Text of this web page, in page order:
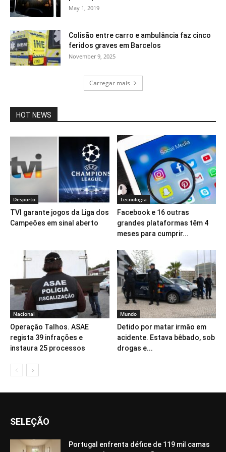
May 1, 2019
Colisão entre carro e ambulância faz cinco
feridos graves em Barcelos
November 9, 2025
Carregar mais
HOT NEWS
Desporto
TVI garante jogos da Liga dos
Campeões em sinal aberto
Tecnologia
Facebook e 16 outras
grandes plataformas têm 4
meses para cumprir...
Nacional
Operação Talhos. ASAE
regista 39 infrações e
instaura 25 processos
Mundo
Detido por matar irmão em
acidente. Estava bêbado, sob
drogas e...
SELEÇÃO
Portugal enfrenta défice de 119 mil camas